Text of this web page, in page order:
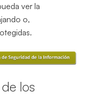
ver la
o,
los